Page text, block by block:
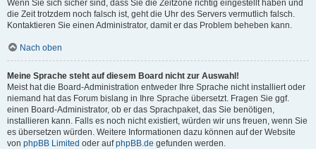
Wenn Sie sich sicher sind, dass Sie die Zeitzone richtig eingestellt haben und
die Zeit trotzdem noch falsch ist, geht die Uhr des Servers vermutlich falsch.
Kontaktieren Sie einen Administrator, damit er das Problem beheben kann.
Nach oben
Meine Sprache steht auf diesem Board nicht zur Auswahl!
Meist hat die Board-Administration entweder Ihre Sprache nicht installiert oder
niemand hat das Forum bislang in Ihre Sprache übersetzt. Fragen Sie ggf.
einen Board-Administrator, ob er das Sprachpaket, das Sie benötigen,
installieren kann. Falls es noch nicht existiert, würden wir uns freuen, wenn Sie
es übersetzen würden. Weitere Informationen dazu können auf der Website
von phpBB Limited oder aufphpBB.de gefunden werden.